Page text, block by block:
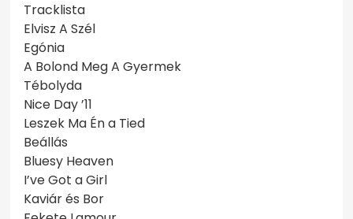
Tracklista
Elvisz A Szél
Egónia
A Bolond Meg A Gyermek
Tébolyda
Nice Day ’11
Leszek Ma Én a Tied
Beállás
Bluesy Heaven
I’ve Got a Girl
Kaviár és Bor